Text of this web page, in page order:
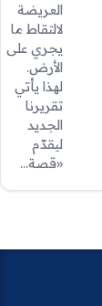
العريضة
لالتقاط ما
يجري على
الأرض.
لهذا يأتي
تقريرنا
الجديد
ليقدّم
«قصة…